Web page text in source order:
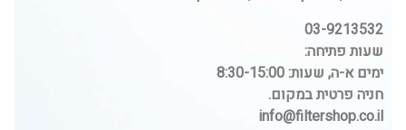
03-9213532
שעות פתיחה:
ימים א-ה, שעות: 8:30-15:00
חניה פרטית במקום.
info@filtershop.co.il